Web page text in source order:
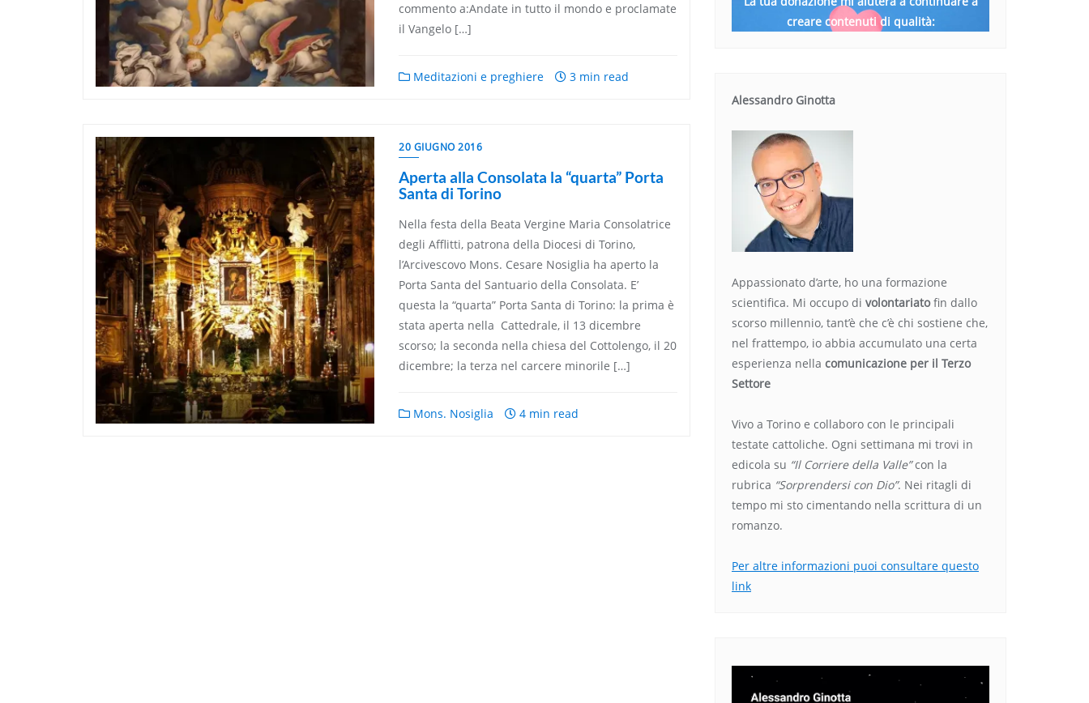
commento a:Andate in tutto il mondo e proclamate
il Vangelo […]
Meditazioni e preghiere 3 min read
20 GIUGNO 2016
Aperta alla Consolata la “quarta” Porta
Santa di Torino
Nella festa della Beata Vergine Maria Consolatrice
degli Afflitti, patrona della Diocesi di Torino,
l’Arcivescovo Mons. Cesare Nosiglia ha aperto la
Porta Santa del Santuario della Consolata. E’
questa la “quarta” Porta Santa di Torino: la prima è
stata aperta nella Cattedrale, il 13 dicembre
scorso; la seconda nella chiesa del Cottolengo, il 20
dicembre; la terza nel carcere minorile […]
Mons. Nosiglia 4 min read
creare contenuti di qualità:
Alessandro Ginotta
Appassionato d’arte, ho una formazione
scientifica. Mi occupo di volontariatofin dallo
scorso millennio, tant’è che c’è chi sostiene che,
nel frattempo, io abbia accumulato una certa
esperienza nella comunicazione per il Terzo
Settore
Vivo a Torino e collaboro con le principali
testate cattoliche. Ogni settimana mi trovi in
edicola su “Il Corriere della Valle”con la
rubrica “Sorprendersi con Dio”. Nei ritagli di
tempo mi sto cimentando nella scrittura di un
romanzo.
Per altre informazioni puoi consultare questo
link